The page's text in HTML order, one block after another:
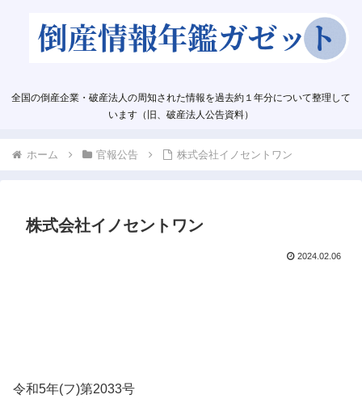
全国の倒産企業・破産法人の周知された情報を過去約１年分について整理して
います（旧、破産法人公告資料）
ホーム 官報公告 株式会社イノセントワン
株式会社イノセントワン
2024.02.06
令和5年(フ)第2033号